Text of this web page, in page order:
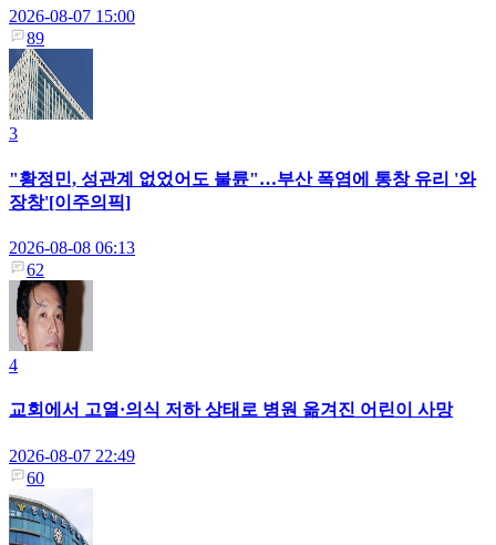
2026-08-07 15:00
89
3
"황정민, 성관계 없었어도 불륜"…부산 폭염에 통창 유리 '와
장창'[이주의픽]
2026-08-08 06:13
62
4
교회에서 고열·의식 저하 상태로 병원 옮겨진 어린이 사망
2026-08-07 22:49
60